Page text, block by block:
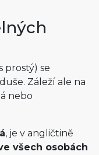
prostý) se
Záleží ale na
nebo
, je v angličtině
všech osobách